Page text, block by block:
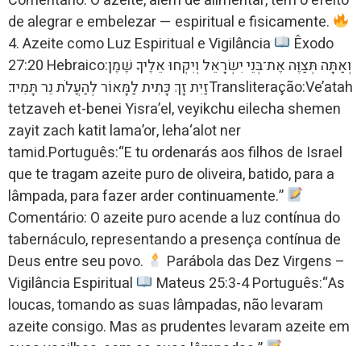
de alegrar e embelezar — espiritual e fisicamente.
4. Azeite como Luz Espiritual e Vigilância
Êxodo
27:20 Hebraico:וְאַתָּה תְּצַוֶּה אֶת־בְּנֵי יִשְׂרָאֵל וְיִקְחוּ אֵלֶיךָ שֶׁמֶן
זַיִת זָךְ כָּתִית לַמָּאוֹר לְהַעֲלֹת נֵר תָּמִיד׃Transliteração:Ve’atah
tetzaveh et-benei Yisra’el, veyikchu eilecha shemen
zayit zach katit lama’or, leha‘alot ner
tamid.Português:“E tu ordenarás aos filhos de Israel
que te tragam azeite puro de oliveira, batido, para a
lâmpada, para fazer arder continuamente.”
Comentário: O azeite puro acende a luz contínua do
tabernáculo, representando a presença contínua de
Deus entre seu povo.
Parábola das Dez Virgens –
Vigilância Espiritual
Mateus 25:3-4 Português:“As
loucas, tomando as suas lâmpadas, não levaram
azeite consigo. Mas as prudentes levaram azeite em